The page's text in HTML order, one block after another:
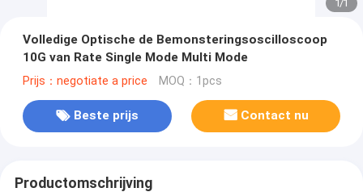
1/1
Volledige Optische de Bemonsteringsoscilloscoop
10G van Rate Single Mode Multi Mode
Prijs：negotiate a price MOQ：1pcs
Beste prijs Contact nu
Productomschrijving